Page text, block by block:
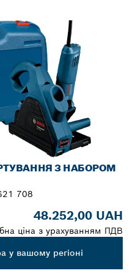
З НАБОРОМ
708
48.252,00 UAH
ціна з урахуванням ПДВ
у вашому регіоні